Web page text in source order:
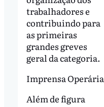
trabalhadores e
contribuindo para
as primeiras
grandes greves
geral da categoria.
Imprensa Operária
Além de figura